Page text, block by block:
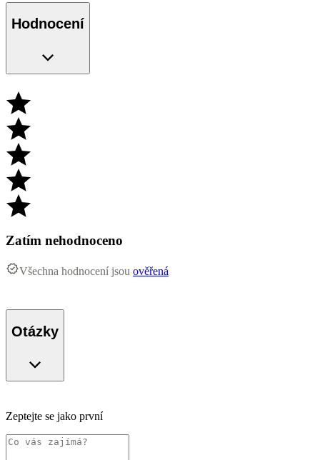
Hodnocení
Zatím nehodnoceno
Všechna hodnocení jsou ověřená
Otázky
Zeptejte se jako první